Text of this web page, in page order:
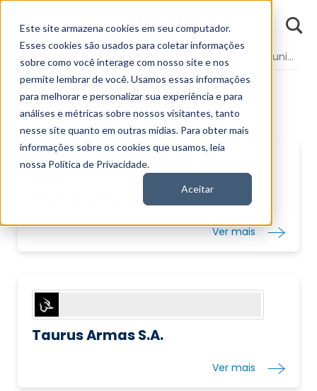
Este site armazena cookies em seu computador.
Esses cookies são usados para coletar informações
sobre como você interage com nosso site e nos
permite lembrar de você. Usamos essas informações
para melhorar e personalizar sua experiência e para
análises e métricas sobre nossos visitantes, tanto
nesse site quanto em outras mídias. Para obter mais
informações sobre os cookies que usamos, leia
nossa Política de Privacidade.
Aceitar
Fundamentos Segmentos da Bolsa Armas E Munições
Armas E Munições
Taurus Armas S.A.
Ver mais
Taurus Armas S.A.
Ver mais